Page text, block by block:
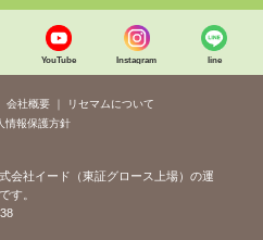
YouTube Instagram line
会社概要
リセマムについて
情報保護方針
会社イード（東証グロース上場）の運
す。